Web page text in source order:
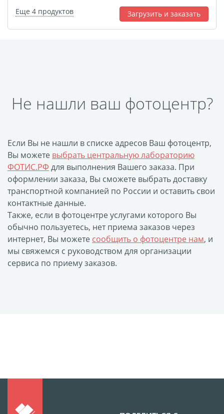
Бокс для карточек
Вышивка на бейсболке
Расписание уроков
Фотокубик
Печать файлов
Листовая печать
Плакат мечты
Фотогравировка
Табличка Instagram
Детская метрика
Валентинки
Косметичка
Этикетки на бутылку
Еще 4 продуктов Загрузить и заказать
Не нашли ваш фотоцентр?
Если Вы не нашли в списке адресов Ваш фотоцентр,
Вы можете выбрать центральную лабораторию
ФОТИС.РФ для выполнения Вашего заказа. При
оформлении заказа, Вы сможете выбрать доставку
транспортной компанией по России и оставить свои
контактные данные.
Также, если в фотоцентре услугами которого Вы
обычно пользуетесь, нет приема заказов через
интернет, Вы можете сообщить о фотоцентре нам, и
мы свяжемся с руководством для организации
сервиса по приему заказов.